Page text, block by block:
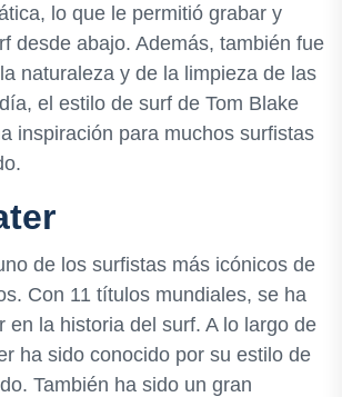
lo que le permitió grabar y
desde abajo. Además, también fue
naturaleza y de la limpieza de las
el estilo de surf de Tom Blake
inspiración para muchos surfistas
de los surfistas más icónicos de
Con 11 títulos mundiales, se ha
en la historia del surf. A lo largo de
ha sido conocido por su estilo de
También ha sido un gran